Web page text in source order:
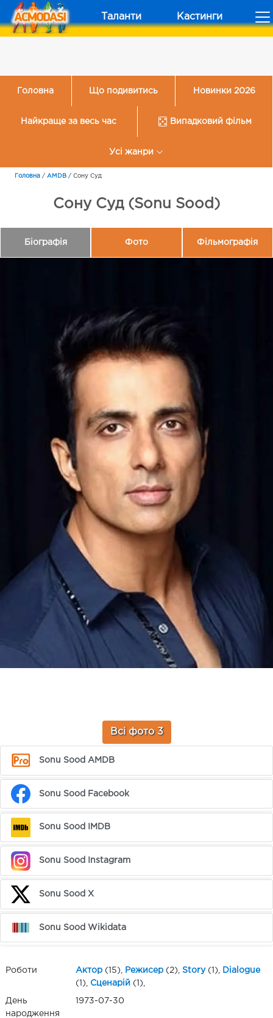
Таланти Кастинги
Головна Що подивитись Новинки 2026
Найкраще за весь час Випадковий фільм
Усі жанри
Головна / AMDB / Сону Суд
Сону Суд (Sonu Sood)
Біографія Фото Фільмографія
Всі фото 3
Sonu Sood AMDB
Sonu Sood Facebook
Sonu Sood IMDB
Sonu Sood Instagram
Sonu Sood X
Sonu Sood Wikidata
Роботи Актор (15), Режисер (2), Story(1),
Dialogue
(1), Сценарій (1),
День
народження
1973-07-30